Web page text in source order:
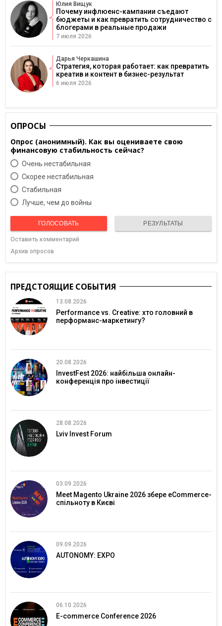
Юлия Вищук
Почему инфлюенс-кампании съедают
бюджеты и как превратить сотрудничество с
блогерами в реальные продажи
7 июля 2026
Дарья Черкашина
Стратегия, которая работает: как превратить
креатив и контент в бизнес-результат
6 июля 2026
ОПРОСЫ
Опрос (анонимный). Как вы оцениваете свою
финансовую стабильность сейчас?
Очень нестабильная
Скорее нестабильная
Cтабильная
Лучше, чем до войны
ГОЛОСОВАТЬ РЕЗУЛЬТАТЫ
Оставить комментарий
Архив опросов
ПРЕДСТОЯЩИЕ СОБЫТИЯ
13.08.2026
Performance vs. Creative: хто головний в
перформанс-маркетингу?
20.08.2026
InvestFest 2026: найбільша онлайн-
конференція про інвестиції
28.08.2026
Lviv Invest Forum
03.09.2026
Meet Magento Ukraine 2026 збере eCommerce-
спільноту в Києві
09.09.2026
AUTONOMY: EXPO
06.10.2026
E-commerce Conference 2026